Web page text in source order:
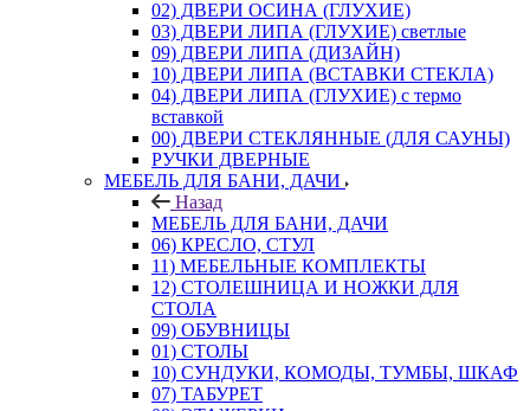
02) ДВЕРИ ОСИНА (ГЛУХИЕ)
03) ДВЕРИ ЛИПА (ГЛУХИЕ) светлые
09) ДВЕРИ ЛИПА (ДИЗАЙН)
10) ДВЕРИ ЛИПА (ВСТАВКИ СТЕКЛА)
04) ДВЕРИ ЛИПА (ГЛУХИЕ) с термо
вставкой
00) ДВЕРИ СТЕКЛЯННЫЕ (ДЛЯ САУНЫ)
РУЧКИ ДВЕРНЫЕ
МЕБЕЛЬ ДЛЯ БАНИ, ДАЧИ
Назад
МЕБЕЛЬ ДЛЯ БАНИ, ДАЧИ
06) КРЕСЛО, СТУЛ
11) МЕБЕЛЬНЫЕ КОМПЛЕКТЫ
12) СТОЛЕШНИЦА И НОЖКИ ДЛЯ
СТОЛА
09) ОБУВНИЦЫ
01) СТОЛЫ
10) СУНДУКИ, КОМОДЫ, ТУМБЫ, ШКАФ
07) ТАБУРЕТ